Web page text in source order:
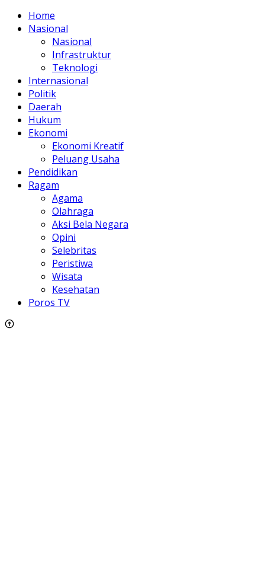
Home
Nasional
Nasional
Infrastruktur
Teknologi
Internasional
Politik
Daerah
Hukum
Ekonomi
Ekonomi Kreatif
Peluang Usaha
Pendidikan
Ragam
Agama
Olahraga
Aksi Bela Negara
Opini
Selebritas
Peristiwa
Wisata
Kesehatan
Poros TV